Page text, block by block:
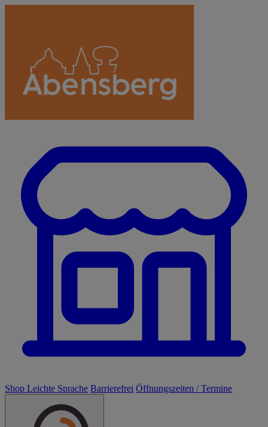
Shop Leichte Sprache Barrierefrei Öffnungszeiten / Termine